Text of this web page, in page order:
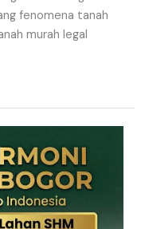
fenomena tanah
murah legal